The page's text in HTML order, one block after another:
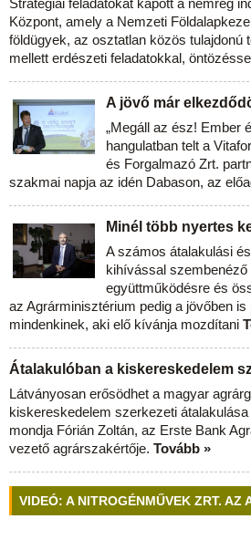
Stratégiai feladatokat kapott a nemrég
Központ, amely a Nemzeti
földügyek, az osztatlan közös tulajdonú
mellett erdészeti feladatokkal,
A jövő már
„Megáll az ész! Ember
hangulatban telt a
és Forgalmazó Zrt.
szakmai napja az idén Dabason, az
Minél több nyertes
A számos átalakulási
kihívással szembenéző
együttműködésre és
az Agrárminisztérium pedig a jövőben is
mindenkinek, aki elő kívánja mozdítani
Átalakulóban a kiskereskedelem
Látványosan erősödhet a magyar
kiskereskedelem szerkezeti
mondja Fórián Zoltán, az Erste Bank
vezető agrárszakértője. Tovább »
VIDEÓ: A NITROGÉNMŰVEK ZRT. AZ